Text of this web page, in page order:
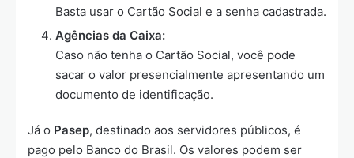
Basta usar o Cartão Social e a senha cadastrada.
Agências da Caixa:
Caso não tenha o Cartão Social, você pode
sacar o valor presencialmente apresentando um
documento de identificação.
Já o Pasep, destinado aos servidores públicos, é
pago pelo Banco do Brasil. Os valores podem ser